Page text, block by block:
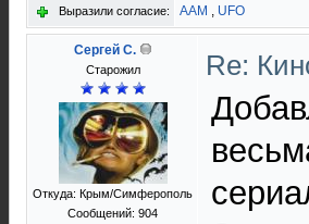
Выразили согласие: AAM , UFO
Сергей C.
Старожил
Откуда: Крым/Симферополь
Сообщений: 904
Re: